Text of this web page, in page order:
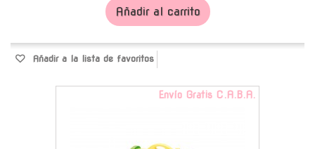
Añadir al carrito
Añadir a la lista de favoritos
Envío Gratis C.A.B.A.